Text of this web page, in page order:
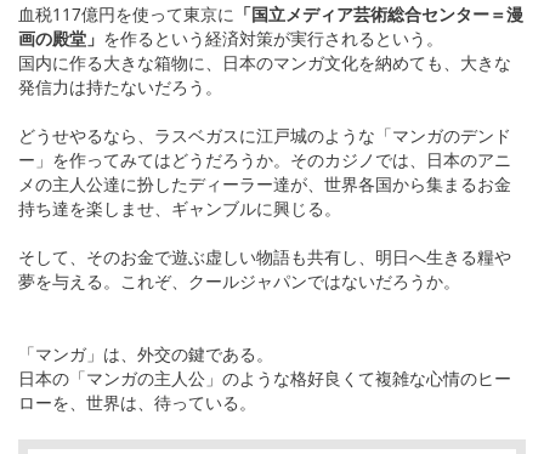
血税117億円を使って東京に 「国立メディア芸術総合センター＝漫
画の殿堂」 を作るという経済対策が実行されるという。
国内に作る大きな箱物に、日本のマンガ文化を納めても、大きな
発信力は持たないだろう。
どうせやるなら、ラスベガスに江戸城のような「マンガのデンド
ー」を作ってみてはどうだろうか。そのカジノでは、日本のアニ
メの主人公達に扮したディーラー達が、世界各国から集まるお金
持ち達を楽しませ、ギャンブルに興じる。
そして、そのお金で遊ぶ虚しい物語も共有し、明日へ生きる糧や
夢を与える。これぞ、クールジャパンではないだろうか。
「マンガ」は、外交の鍵である。
日本の「マンガの主人公」のような格好良くて複雑な心情のヒー
ローを、世界は、待っている。